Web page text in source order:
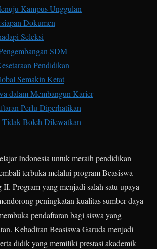
Kampus Unggulan
Dokumen
Seleksi
SDM
Pendidikan
Semakin Ketat
dalam Membangun Karier
Perlu Diperhatikan
Tidak Boleh Dilewatkan
Indonesia untuk meraih pendidikan
terbuka melalui program Beasiswa
Program yang menjadi salah satu upaya
peningkatan kualitas sumber daya
pendaftaran bagi siswa yang
Kehadiran Beasiswa Garuda menjadi
didik yang memiliki prestasi akademik